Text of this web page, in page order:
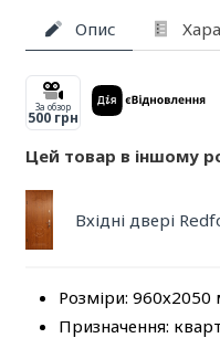
Опис
За обзор
500 грн
Цей товар в іншому
Вхідні двері
Розміри:
Призначення: